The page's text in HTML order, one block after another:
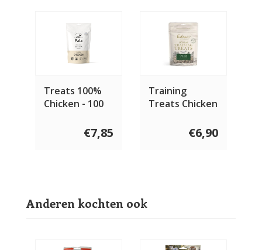
Treats 100%
Chicken - 100
€7,85
Training
Treats Chicken
€6,90
Anderen kochten ook